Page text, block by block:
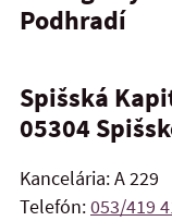
Podhradí
Spišská
05304
Kancelária: A 229
Telefón:053/419